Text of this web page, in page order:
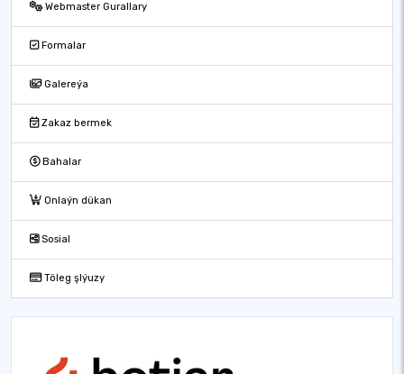
Webmaster Gurallary
Formalar
Galereýa
Zakaz bermek
Bahalar
Onlaýn dükan
Sosial
Töleg şlýuzy